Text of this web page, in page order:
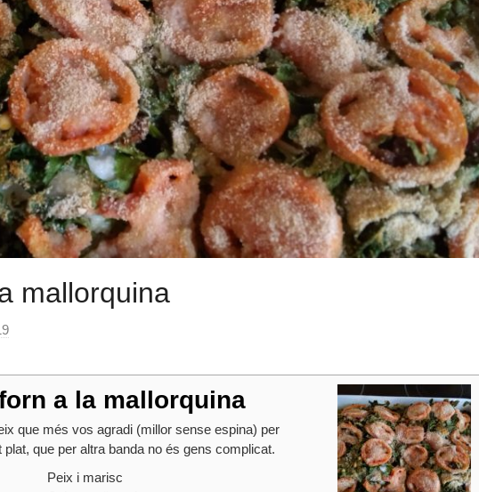
mallorquina
r
a
m
a la mallorquina
que més vos agradi (millor sense espina) per
plat, que per altra banda no és gens complicat.
Peix i marisc